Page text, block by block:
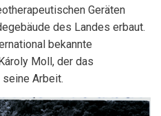
Geräten
des Landes erbaut.
bekannte
Moll, der das
Arbeit.